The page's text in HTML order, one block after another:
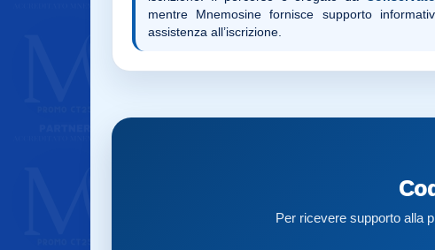
mentre Mnemosine fornisce supporto
assistenza all’iscrizione.
Per ricevere supporto alla